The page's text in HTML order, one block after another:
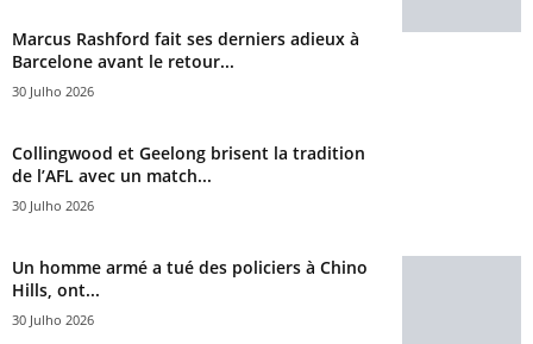
Marcus Rashford fait ses derniers adieux à
Barcelone avant le retour...
30 Julho 2026
Collingwood et Geelong brisent la tradition
de l’AFL avec un match...
30 Julho 2026
Un homme armé a tué des policiers à Chino
Hills, ont...
30 Julho 2026